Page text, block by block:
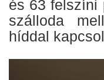
és 63 felszíni
szálloda
híddal